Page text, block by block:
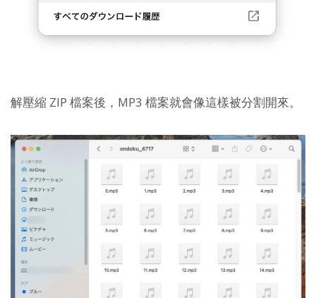
解壓縮 ZIP 檔案後，MP3 檔案就會像這樣被分割開來。